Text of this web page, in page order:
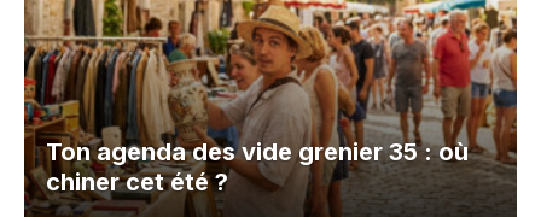
Ton agenda des vide grenier 35 : où
chiner cet été ?